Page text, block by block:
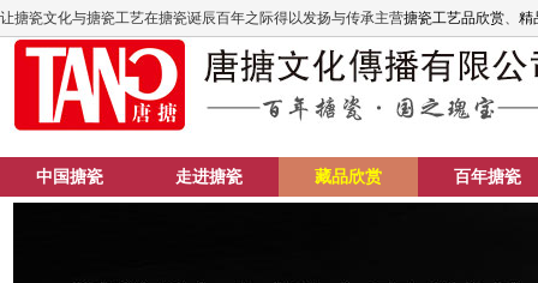
让搪瓷文化与搪瓷工艺在搪瓷诞辰百年之际得以发扬与传承主营搪瓷工艺品欣赏、 精品
中国搪瓷 走进搪瓷 藏品欣赏 百年搪瓷